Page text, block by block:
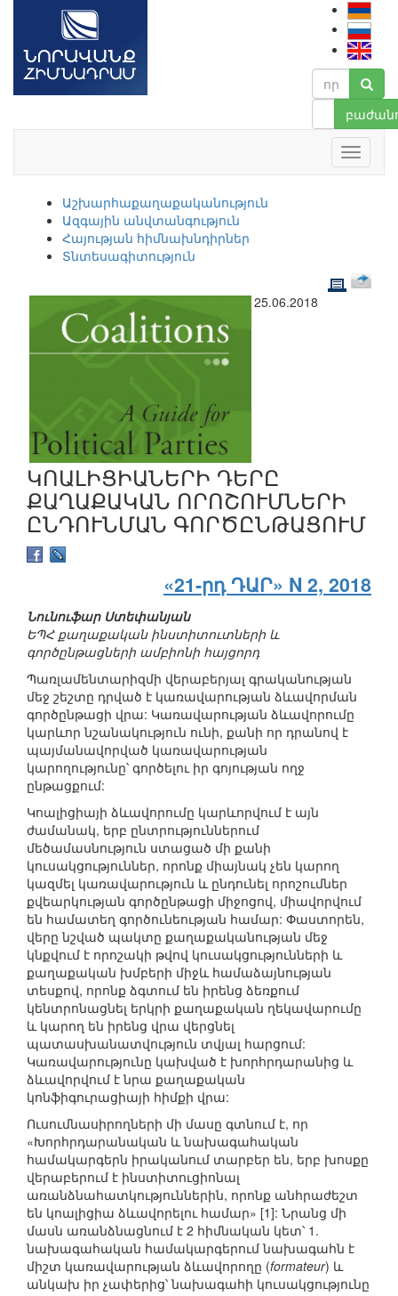
Աշխարհաքաղաքականություն
Ազգային անվտանգություն
Հայության հիմնախնդիրներ
Տնտեսագիտություն
25.06.2018
ԿՈԱԼԻՑԻԱՆԵՐԻ ԴԵՐԸ
ՔԱՂԱՔԱԿԱՆ ՈՐՈՇՈՒՄՆԵՐԻ
ԸՆԴՈՒՆՄԱՆ ԳՈՐԾԸՆԹԱՑՈՒՄ
«21-րդ ԴԱՐ» N 2, 2018
Նունուֆար Ստեփանյան
ԵՊՀ քաղաքական ինստիտուտների և
գործընթացների ամբիոնի հայցորդ
Պառլամենտարիզմի վերաբերյալ գրականության
մեջ շեշտը դրված է կառավարության ձևավորման
գործընթացի վրա: Կառավարության ձևավորումը
կարևոր նշանակություն ունի, քանի որ դրանով է
պայմանավորված կառավարության
կարողությունը՝ գործելու իր գոյության ողջ
ընթացքում:
Կոալիցիայի ձևավորումը կարևորվում է այն
ժամանակ, երբ ընտրություններում
մեծամասնություն ստացած մի քանի
կուսակցություններ, որոնք միայնակ չեն կարող
կազմել կառավարություն և ընդունել որոշումներ
քվեարկության գործընթացի միջոցով, միավորվում
են համատեղ գործունեության համար: Փաստորեն,
վերը նշված պակտը քաղաքականության մեջ
կնքվում է որոշակի թվով կուսակցությունների և
քաղաքական խմբերի միջև համաձայնության
տեսքով, որոնք ձգտում են իրենց ձեռքում
կենտրոնացնել երկրի քաղաքական ղեկավարումը
և կարող են իրենց վրա վերցնել
պատասխանատվություն տվյալ հարցում:
Կառավարությունը կախված է խորհրդարանից և
ձևավորվում է նրա քաղաքական
կոնֆիգուրացիայի հիմքի վրա:
Ուսումնասիրողների մի մասը գտնում է, որ
«Խորհրդարանական և նախագահական
համակարգերն իրականում տարբեր են, երբ խոսքը
վերաբերում է ինստիտուցիոնալ
առանձնահատկություններին, որոնք անհրաժեշտ
են կոալիցիա ձևավորելու համար» [1]: Նրանց մի
մասն առանձնացնում է 2 հիմնական կետ՝ 1.
նախագահական համակարգերում նախագահն է
միշտ կառավարության ձևավորողը (formateur) և
անկախ իր չափերից՝ նախագահի կուսակցությունը